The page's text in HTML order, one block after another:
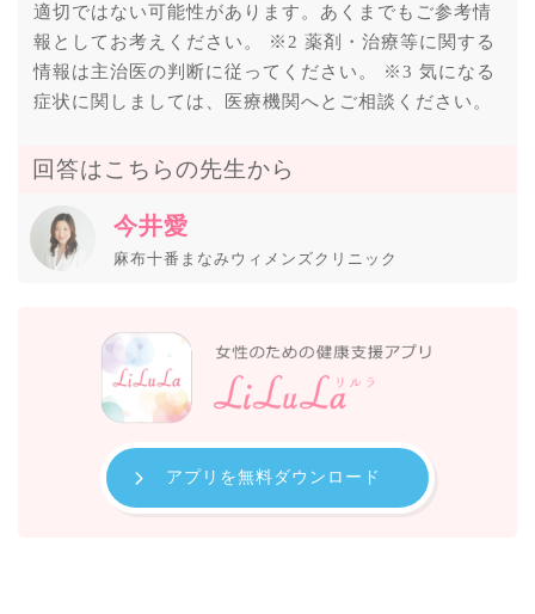
適切ではない可能性があります。あくまでもご参考情
報としてお考えください。 ※2 薬剤・治療等に関する
情報は主治医の判断に従ってください。 ※3 気になる
症状に関しましては、医療機関へとご相談ください。
回答はこちらの先生から
今井愛
麻布十番まなみウィメンズクリニック
アプリを無料ダウンロード